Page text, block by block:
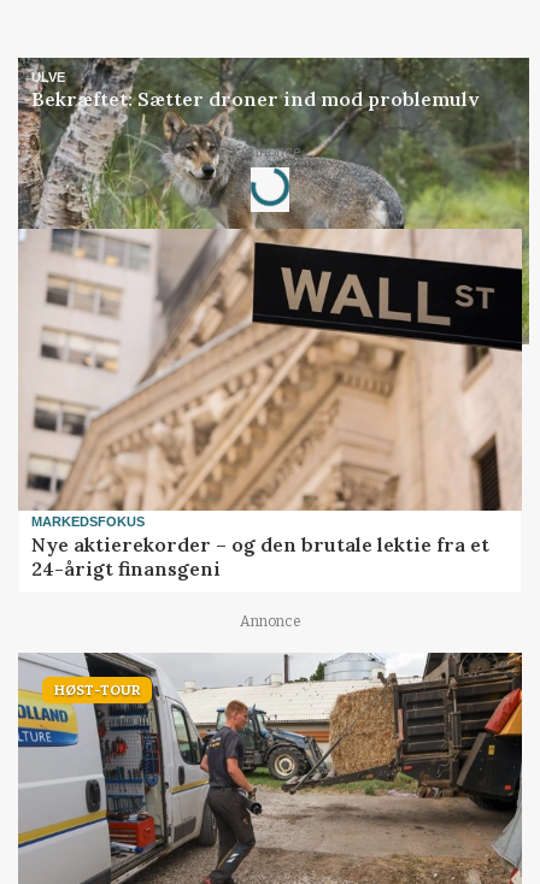
ULVE
Bekræftet: Sætter droner ind mod problemulv
Annonce
Loading...
MARKEDSFOKUS
Nye aktierekorder – og den brutale lektie fra et
24-årigt finansgeni
Annonce
HØST-TOUR